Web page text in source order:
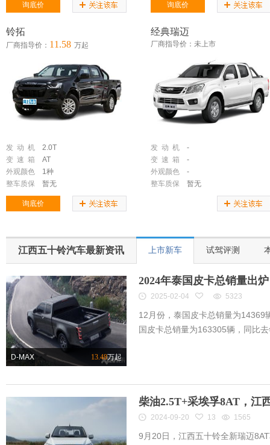
询底价 询底价
铃拓
厂商指导价： 11.58 万起
发 动 机
2.0T
变 速 箱
AT
外观颜色
1种
整车质保
暂无
询底价
经典瑞迈
厂商指导价：未上市
发 动 机
-
变 速 箱
-
外观颜色
-
整车质保
暂无
江西五十铃汽车最新资讯 上市新车 试驾评测
D-MAX 13.48万起
2024年泰国皮卡总销量出
2025-02-04 5323
12月份，泰国皮卡总销量为14369
国皮卡总销量为163305辆，同比
柴油2.5T+采埃孚8AT，江
2024-09-20 13 1565
9月20日，江西五十铃全新瑞迈